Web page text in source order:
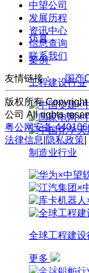
仿真
案例
工程建设行业
制造业行业
全球工程建
更多
中望3D 2024
设计仿真制造一体化
中望公司
发展历程
资讯中心
信息查询
联系我们
友情链接： 国产
版权所有
公司 All rights
粤公网安备
法律信息 隐私政策